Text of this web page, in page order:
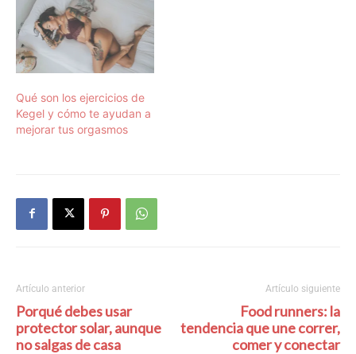
Qué son los ejercicios de
Kegel y cómo te ayudan a
mejorar tus orgasmos
Artículo anterior
Porqué debes usar
protector solar, aunque
no salgas de casa
Artículo siguiente
Food runners: la
tendencia que une correr,
comer y conectar